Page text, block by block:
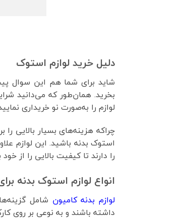
دلیل خرید لوازم استوک
شاید برای شما هم این سوال
بخرید. همان‌طور که می‌دانید
لوازم را به‌صورت نو خریداری
چراکه هزینه‌های بسیار بالایی
استوک بدنه باشید. این لوازم
را دارند تا کیفیت بالایی را از
انواع لوازم استوک بدنه
لوازم بدنه کامیون شامل
داشته باشند و به ‌نوعی بر روی